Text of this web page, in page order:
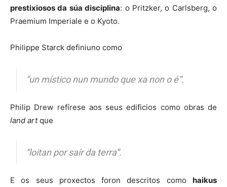
prestixiosos da súa disciplina: o Pritzker, o Carlsberg, o
Praemium Imperiale e o Kyoto.
Philippe Starck definiuno como
“un místico nun mundo que xa non o é”.
Philip Drew refírese aos seus edificios como obras de
land artque
“loitan por saír da terra”.
E os seus proxectos foron descritos como haikus